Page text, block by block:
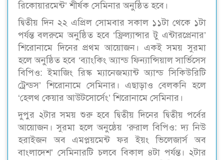
রিকোয়ারমেন্ট’ শীর্ষক সেমিনার অনুষ্ঠিত হবে।
দ্বিতীয় দিন ২২ এপ্রিল সোমবার সকাল ১১টা থেকে ১টা
পর্যন্ত বলরুমে অনুষ্ঠিত হবে ‘ফ্রিল্যান্সার টু এন্টারপ্রেনার’
শিরোনামে দিনের প্রথম আয়োজন। একই সময় সুরমা
হলে অনুষ্ঠিত হবে ‘ব্যাংকিং অ্যান্ড ফিন্যান্সিয়াল সার্ভিসেস
বিপিও: ইমাজিং রিস্ক ম্যানেজম্যান্ট অ্যান্ড সিকিউরিটি
ট্রেন্ডস’ শিরোনামে সেমিনার। এছাড়াও বেলকনি হলে
‘হেলথ কেয়ার আউটসোর্সেং’ শিরোনামে সেমিনার।
দুপুর ২টার সময় শুরু হবে দ্বিতীয় দিনের দ্বিতীয় পর্বের
আয়োজন। সুরমা হলে অনুষ্ঠেয় ‘রুরাল বিপিও: দ্য নিউ
হরাইজন অব এমপ্লয়মেন্ট ফর ইয়ং ভিলেজার্স অব
বাংলাদেশ’ সেমিনারটি চলবে বিকাল ৪টা পর্যন্ত। ২টার